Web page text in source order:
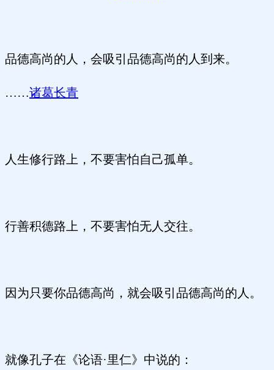
品德高尚的人，会吸引品德高尚的人到来。
……诸葛长青
人生修行路上，不要害怕自己孤单。
行善积德路上，不要害怕无人交往。
因为只要你品德高尚，就会吸引品德高尚的人。
就像孔子在《论语·里仁》中说的：